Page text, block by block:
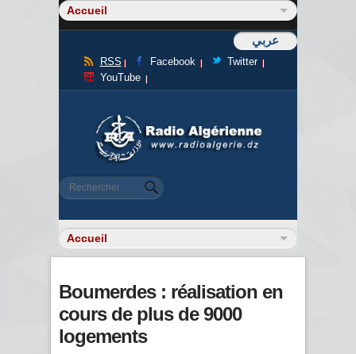
عربي
RSS Facebook
Twitter
YouTube
Formulaire de recherche
Rechercher
Boumerdes : réalisation en
cours de plus de 9000
logements